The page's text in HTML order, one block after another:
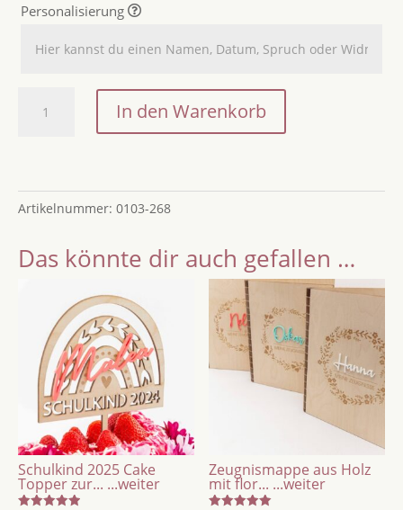
Personalisierung
Zuckertütenanhänger
/
Namensanhänger
2026
Zuckertütenanhänger
Holz
Name
Geschenkanhänger
Menge
In den Warenkorb
Artikelnummer: 0103-268
Das könnte dir auch gefallen …
Schulkind 2025 Cake
Topper zur... ...weiter
Zeugnismappe aus Holz
mit flor... ...weiter